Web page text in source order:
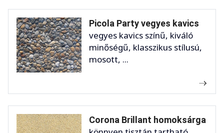
Picola Party vegyes kavics
vegyes kavics színű, kiváló
minőségű, klasszikus stílusú,
mosott, ...
Corona Brillant homoksárga